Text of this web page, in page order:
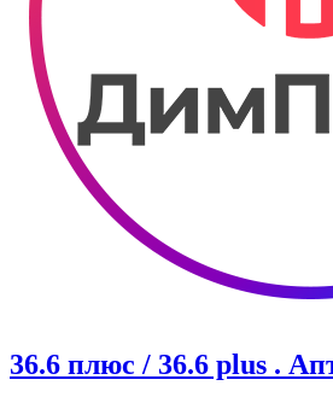
36.6 плюс / 36.6 plus .